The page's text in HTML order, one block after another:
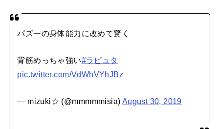
パズーの身体能力に改めて驚く
背筋めっちゃ強い#ラピュタ
pic.twitter.com/VdWhVYhJBz
— mizuki☆ (@mmmmmisia) August 30, 2019